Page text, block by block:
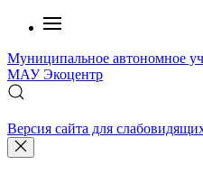
Муниципальное автономное
МАУЭкоцентр
Версия сайта для